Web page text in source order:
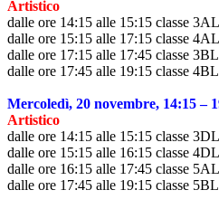
Artistico
dalle ore 14:15 alle 15:15 classe
dalle ore 15:15 alle 17:15 classe
dalle ore 17:15 alle 17:45 classe
dalle ore 17:45 alle 19:15 classe
Mercoledì, 20 novembre, 14:15 –
Artistico
dalle ore 14:15 alle 15:15 classe
dalle ore 15:15 alle 16:15 classe
dalle ore 16:15 alle 17:45 classe
dalle ore 17:45 alle 19:15 classe